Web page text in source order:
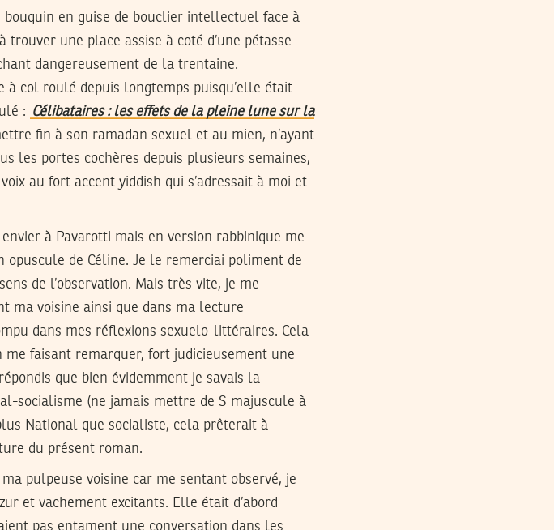
bouquin en guise de bouclier intellectuel face à
une place assise à coté d’une pétasse
dangereusement de la trentaine.
à col roulé depuis longtemps puisqu’elle était
: Célibataires : les effets de la pleine lune sur la
fin à son ramadan sexuel et au mien, n’ayant
les portes cochères depuis plusieurs semaines,
au fort accent yiddish qui s’adressait à moi et
à Pavarotti mais en version rabbinique me
de Céline. Je le remerciai poliment de
de l’observation. Mais très vite, je me
ma voisine ainsi que dans ma lecture
dans mes réflexions sexuelo-littéraires. Cela
faisant remarquer, fort judicieusement une
que bien évidemment je savais la
socialisme (ne jamais mettre de S majuscule à
National que socialiste, cela prêterait à
du présent roman.
pulpeuse voisine car me sentant observé, je
et vachement excitants. Elle était d’abord
pas entament une conversation dans les